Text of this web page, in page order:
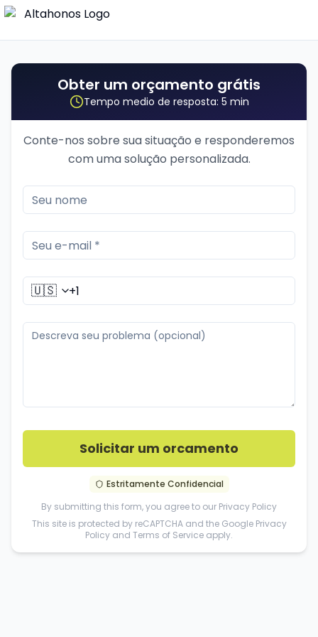
Obter um orçamento grátis
Tempo medio de resposta: 5 min
Conte-nos sobre sua situação e responderemos
com uma solução personalizada.
🇺🇸
Solicitar um orcamento
Estritamente Confidencial
By submitting this form, you agree to our Privacy Policy
This site is protected by reCAPTCHA and the Google Privacy
Policy and Terms of Service apply.